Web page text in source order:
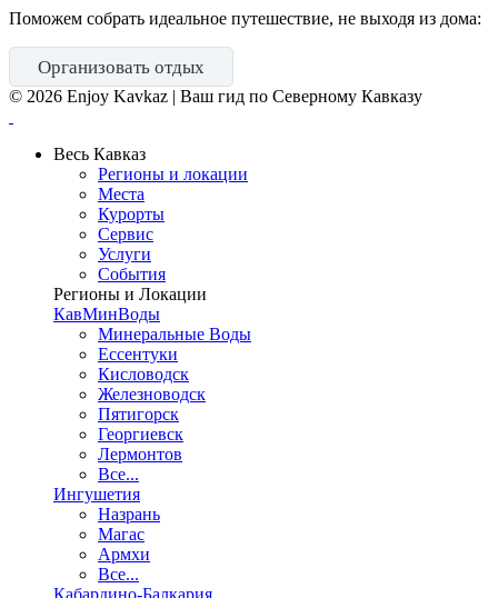
Поможем собрать идеальное путешествие, не выходя из дома:
Организовать отдых
© 2026 Enjoy Kavkaz | Ваш гид по Северному Кавказу
Весь Кавказ
Регионы и локации
Места
Курорты
Сервис
Услуги
События
Регионы и Локации
КавМинВоды
Минеральные Воды
Ессентуки
Кисловодск
Железноводск
Пятигорск
Георгиевск
Лермонтов
Все...
Ингушетия
Назрань
Магас
Армхи
Все...
Кабардино-Балкария